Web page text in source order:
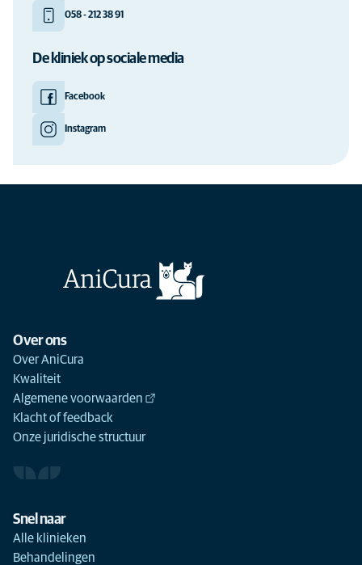
058 - 212 38 91
De kliniek op sociale media
Facebook
Instagram
Over ons
Over AniCura
Kwaliteit
Algemene voorwaarden
Klacht of feedback
Onze juridische structuur
Snel naar
Alle klinieken
Behandelingen